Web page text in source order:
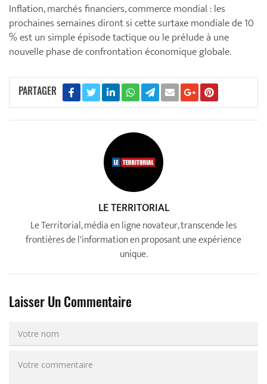
Inflation, marchés financiers, commerce mondial : les
prochaines semaines diront si cette surtaxe mondiale de 10
% est un simple épisode tactique ou le prélude à une
nouvelle phase de confrontation économique globale.
PARTAGER
LE TERRITORIAL
Le Territorial, média en ligne novateur, transcende les
frontières de l'information en proposant une expérience
unique.
Laisser Un Commentaire